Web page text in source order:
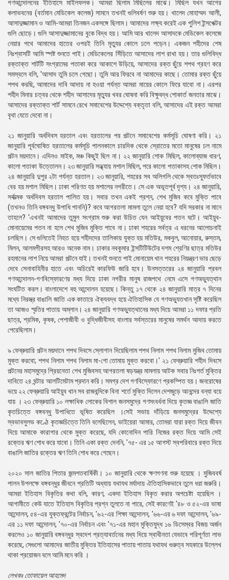
গণআন্দোলনের ইতিহাসে মাইলফলক। আমরা ছিলাম মিছিলের মাঝে। মিছিল যখন আগের
কলাভবনের (বর্তমান মেডিকেল কলেজ) সামনে তখনই গুলিবর্ষণ শুরু হয়। খালেদ মােহাম্মদ আলী,
আসাদুজ্জামান ও আমি-আমরা তিনজন একসঙ্গে ছিলাম। আমাদের লক্ষ্য করেই এক পুলিশ ইন্সপেক্টর
গুলি ছােড়ে। গুলি আসাদুজ্জামানের বুকে বিদ্ধ হয়। আমি আর খালেদ আসাদকে মেডিকেল কলেজে
নেয়ার পথে আমাদের হাতের ওপরই তিনি মৃত্যুর কোলে ঢলে পড়েন। একজন শহীদের শেষ
নিঃশ্বাসটি আমি স্পষ্ট শুনতে পাই। মেডিকেলের সিঁড়িতে আসাদের লাশ রাখা হয়। তার গুলিবিদ্ধ
রক্তাক্ত শার্টটি সংগ্রামের পতাকা করে আকাশে উড়িয়ে, আসাদের রক্ত ছুঁয়ে শপথ গ্রহণ করে
সমস্বলে বলি, 'আসাদ তুমি চলে গেছাে। তুমি আর ফিরবে না আমাদের কাছে। তােমার রক্ত ছুঁয়ে
শপথ করছি, আমাদের দাবি আদায় না হওয়া পর্যন্ত আমরা মায়ের কোলে ফিরে যাবাে না। এরপর
শহীদ মিনার চত্বর থেকে শহীদ আসাদের মৃত্যুর খবর ঘােষনা করি বিক্ষুবদ্ধ শােকার্ত জনতার মাঝে।
আসাদের রক্তাক্ত শার্ট সামনে রেখে সমাবেশের উদ্দেশ্যে বক্তৃতা বলি, আসাদের এই রক্ত আমরা
বৃথা যেতে দেবাে না।
২১ জানুয়ারি অর্ধদিবস হরতাল এবং হরতালের পর পল্টনে সমাবেশের কর্মসূচি ঘােষণা করি। ২১
জানুয়ারি পূর্বঘোষিত হরতালের কর্মসূচি পালনকালে চারদিক থেকে স্রোতের মতাে মানুষের ঢল নামে
পল্টন ময়দানে। এদিনও মাইক, মঞ্চ কিছুই ছিল না। ২২ জানুয়ারি শােক মিছিল, কালােব্যাজ ধারণ,
কালাে পতাকা উত্তোলন। ২৩ জানুয়ারি সন্ধ্যায় মশাল মিছিল, পরে কালাে পতাকাসহ শােক মিছিল।
২৪ জানুয়ারি দুপুর ২টা পর্যন্ত হরতাল। ২৩ জানুয়ারি, শহরের সব অলিগলি থেকে স্বতঃস্ফূর্তভাবে
বের হয় মশাল মিছিল। ঢাকা পরিণত হয় মশালের নগরীতে। সে এক অভূতপূর্ব দৃশ্য। ২৪ জানুয়ারি,
সর্বাত্মক অর্ধদিবস হরতাল পালিত হয়। সবার তখন একই প্রশ্ন, শেখ মুজিব কবে মুক্তি পাবে
(তখনও তিনি বঙ্গবন্ধু উপাধি পাননি)? কবে আগরতলা মামলা তুলে নেয়া হবে? যদি সরকার না মানে
তাহলে? 'এখনই আমাদের তুমুল সংগ্রাম শুরু করা উচিত যেন আইয়ুবের পতন ঘটে। আইয়ুব-
মােনায়েমের পতন না হলে শেখ মুজিব মুক্তি পাবে না। ঢাকা শহরের সর্বত্র এ ধরনের আলােচনাই
চলছিল। সে গুলিতেই নিহত হয়ে শহীদদের তালিকায় যুক্ত হয় মতিউর, মকবুল, আনােয়ার, রুস্তম,
মিলন, আলমগীরসহ আরও অনেক নাম। ঢাকার নবকুমার ইন্সটিটিউটের দশম শ্রেণির ছাত্র মতিউর
রহমানের লাশ নিয়ে আমরা পল্টনে যাই। তখনই শুনতে পাই মােনায়েম খান শহরের নিয়ন্ত্রণ ভার ছেড়ে
দেবে সেনাবাহিনীর হাতে এবং অচিরেই কারফিউ জারি হবে। উনসত্তরের ২৪ জানুয়ারি প্রবল
গণআন্দোলন-গণবিস্ফোরণের মধ্য দিয়ে ঢাকা নগরীর মানুষ রাজপথে নেমে এসে গণঅভ্যুত্থান
সংঘটিত করল। বাংলাদেশে বহু আন্দোলন হয়েছে। কিন্তু ১৭ থেকে ২৪ জানুয়ারি মাত্র ৭ দিনের
মধ্যে নিরস্ত্র বাঙালি জাতি এক কাতারে ঐক্যবদ্ধ হয়ে ঐতিহাসিক যে গণঅভ্যুতখান সৃষ্টি করেছিল
তা আজও স্মৃতির পাতায় অম্লান। ২৪ জানুয়ারি গণঅভ্যুত্থানের মধ্য দিয়ে আমরা ১১ দফার প্রতি
ছাত্র, শ্রমিক, কৃষক, পেশাজীবী ও বুদ্ধিজীবীসহ বাংলার সর্বস্তরের মানুষের সমর্থন আদায় করতে
পেরেছিলাম।
৯ ফেব্রুয়ারি পল্টন ময়দানে শপথ দিবসে স্লোগান দিয়েছিলাম শপথ নিলাম শপথ নিলাম মুজিব তােমায়
মুক্ত করবাে; শপথ নিলাম শপথ নিলাম মা-গাে তােমায় মুক্ত করবাে।' ২১ ফেব্রুয়ারি শহীদ দিবসে
পল্টনের মহাসমুদ্রে প্রিয়নেতা শেখ মুজিবসহ আগরতলা ষড়যন্ত্র মামলায় আটক সবার নিঃশর্ত মুক্তির
দাবিতে ২৪ ঘন্টার আলটিমেটাম প্রদান করি। সমগ্র দেশ গণবিস্ফোরণে প্রকম্পিত হয়। জনরােষের
ভয়ে ২২ ফেব্রুয়ারি আইয়ুব খান সব রাজবন্দিকে বিনা শর্তে মুক্তি দিলেন দেশজুড়ে আনন্দের বন্যা বয়ে
যায় । ২৩ ফেব্রুয়ারি ১০ লক্ষাধিক লােকের বিশাল জনসমুদ্রে গণসংবর্ধনা দিয়ে কৃতজ্ঞ বাঙালি জাতি
কৃতচিত্তে বঙ্গবন্ধু উপাধিতে ভূষিত করেছিল ।সেই সভায় দাঁড়িয়ে জনসমুদ্রের উদ্দেশ্যে
স্বভাবসুলভ কণ্ঠে কৃতজ্ঞচিত্তে তিনি বলেছিলেন, ভাইয়েরা আমার, তােমরা যারা রক্ত দিয়ে জীবন
দিয়ে আমাকে কারাগার থেকে মুক্ত করেছে, যদি কোনােদিন পারি নিজের রক্ত দিয়ে আমি সেই
রক্তের ঋণ শােধ করে যাবাে। তিনি একা রক্ত দেননি, '৭৫- এর ১৫ আগস্ট স্বপরিবারে রক্ত দিয়ে
বাঙালি জাতির রক্তের ঋণ তিনি শােধ করে গেছেন।
২০২০ সাল জাতির পিতার জন্মশতবার্ষিকী। ১০ জানুয়ারি থেকে ক্ষণগণনা শুরু হয়েছে । মুজিববর্ষ
পালন উপলক্ষে বঙ্গবন্ধুর জীবনে প্রতিটি অধ্যায় যথাযথ মর্যাদায় ঐতিহাসিকভাবে তুলে ধরা জরুরি।
আমরা ইতিহাস বিকৃতির কথা বলি, কারণ, একদা ইতিহাস বিকৃত করার অপচেষ্টা হয়েছিল ।
আগামীতে কেউ যাতে ইতিহাস বিকৃতির প্রশ্ন তুলতে না পারে, সেই কারণেই '৪৮ ও ৫২-এর ভাষা
আন্দোলন, ৫৪-এর যুক্তফ্রন্টের নির্বাচন, '৬২-এর শিক্ষা আন্দোলন, '৬৬-এর ৬ দফা আন্দোলন, '৬৯-
এর ১১ দফা আন্দোলন, '৭০-এর নির্বাচন এবং '৭১-এর মহান মুক্তিযুদ্ধ ১৬ ডিসেম্বর বিজয় অর্জন
করলেও ১০ জানুয়ারি বঙ্গবন্ধুর স্বদেশ প্রত্যাবর্তনের মধ্য দিয়ে স্বাধীনতা যেভাবে পরিপূর্ণতা লাভ
করেছে, সেগুলাে আমাদের জাতীয় মুক্তির ইতিহাসের পাতায় পাতায় যথাযথ গুরুত্ব সহকারে উল্লেখ
থাকা প্রয়ােজন বলে আমি মনে করি ।
লেখকঃ তােফায়েল আহমেদ